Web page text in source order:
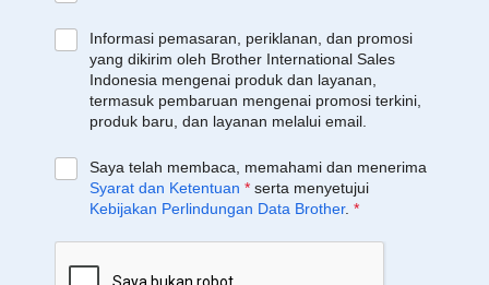
Informasi pemasaran, periklanan, dan promosi
yang dikirim oleh Brother International Sales
Indonesia mengenai produk dan layanan,
termasuk pembaruan mengenai promosi terkini,
produk baru, dan layanan melalui email.
Saya telah membaca, memahami dan menerima
Syarat dan Ketentuan * serta menyetujui
Kebijakan Perlindungan Data Brother. *